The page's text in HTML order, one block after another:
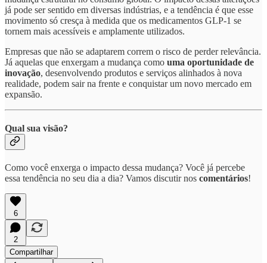
já pode ser sentido em diversas indústrias, e a tendência é que esse
movimento só cresça à medida que os medicamentos GLP-1 se
tornem mais acessíveis e amplamente utilizados.
Empresas que não se adaptarem correm o risco de perder relevância.
Já aquelas que enxergam a mudança como uma oportunidade de
inovação, desenvolvendo produtos e serviços alinhados à nova
realidade, podem sair na frente e conquistar um novo mercado em
expansão.
Qual sua visão?
Como você enxerga o impacto dessa mudança? Você já percebe
essa tendência no seu dia a dia? Vamos discutir nos comentários!
6
2
Compartilhar